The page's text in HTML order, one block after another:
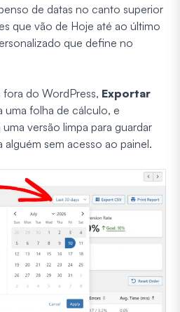
de datas no canto superior
que vão de Hoje até ao último
que define no
do WordPress, Exportar
uma folha de cálculo, e
uma versão limpa para guardar
sem acesso ao painel.